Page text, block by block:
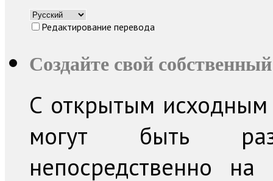
Редактирование перевода
Создайте свой
С открытым исходным
могут быть
непосредственно